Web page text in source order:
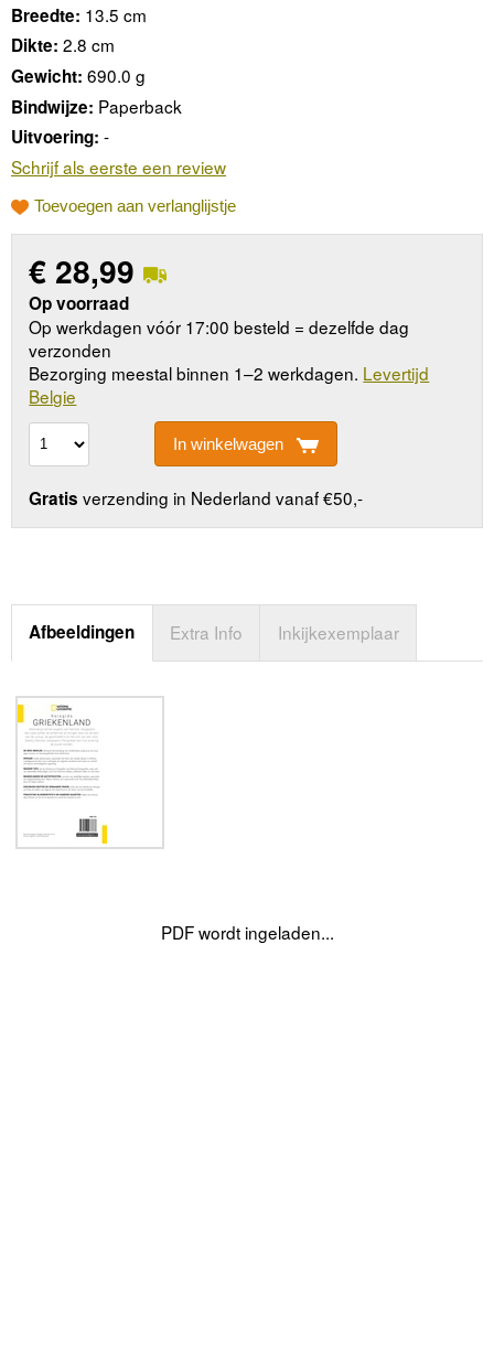
Breedte: 13.5 cm
Dikte: 2.8 cm
Gewicht: 690.0 g
Bindwijze: Paperback
Uitvoering: -
Schrijf als eerste een review
Toevoegen aan verlanglijstje
€ 28,99
Op voorraad
Op werkdagen vóór 17:00 besteld = dezelfde dag
verzonden
Bezorging meestal binnen 1–2 werkdagen. Levertijd
Belgie
In winkelwagen
Gratis verzending in Nederland vanaf €50,-
Afbeeldingen Extra Info Inkijkexemplaar
PDF wordt ingeladen...